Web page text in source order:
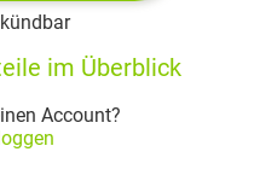
im Überblick
Account?